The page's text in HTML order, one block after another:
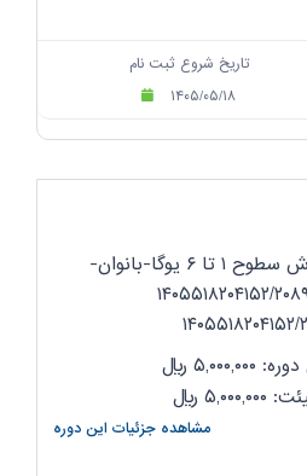
تاریخ شروع ثبت نام
۱۴۰۵/۰۵/۱۸
کارگاه توجیهی-آموزش سطوح ۱ تا ۶ یوگا-بانوان-
۱۴۰۵۵۱۸۲۰۴۱۵۲/۲۰۸۹۷۳
۲۰۸۹۷۳
ریال
ریال
مشاهده جزئیات این دوره